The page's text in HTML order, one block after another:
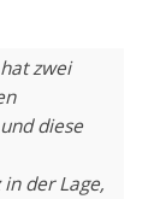
zwei
diese
der Lage,